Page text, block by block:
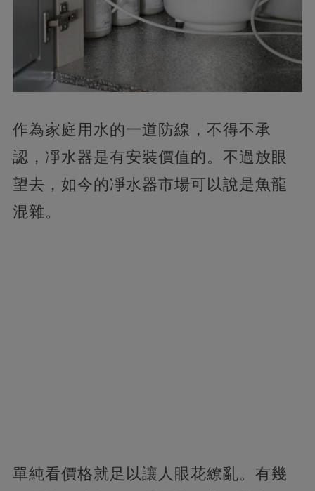
作為家庭用水的一道防線，不得不承
認，凈水器是有安裝價值的。不過放眼
望去，如今的凈水器市場可以說是魚龍
混雜。
單純看價格就足以讓人眼花繚亂。有幾